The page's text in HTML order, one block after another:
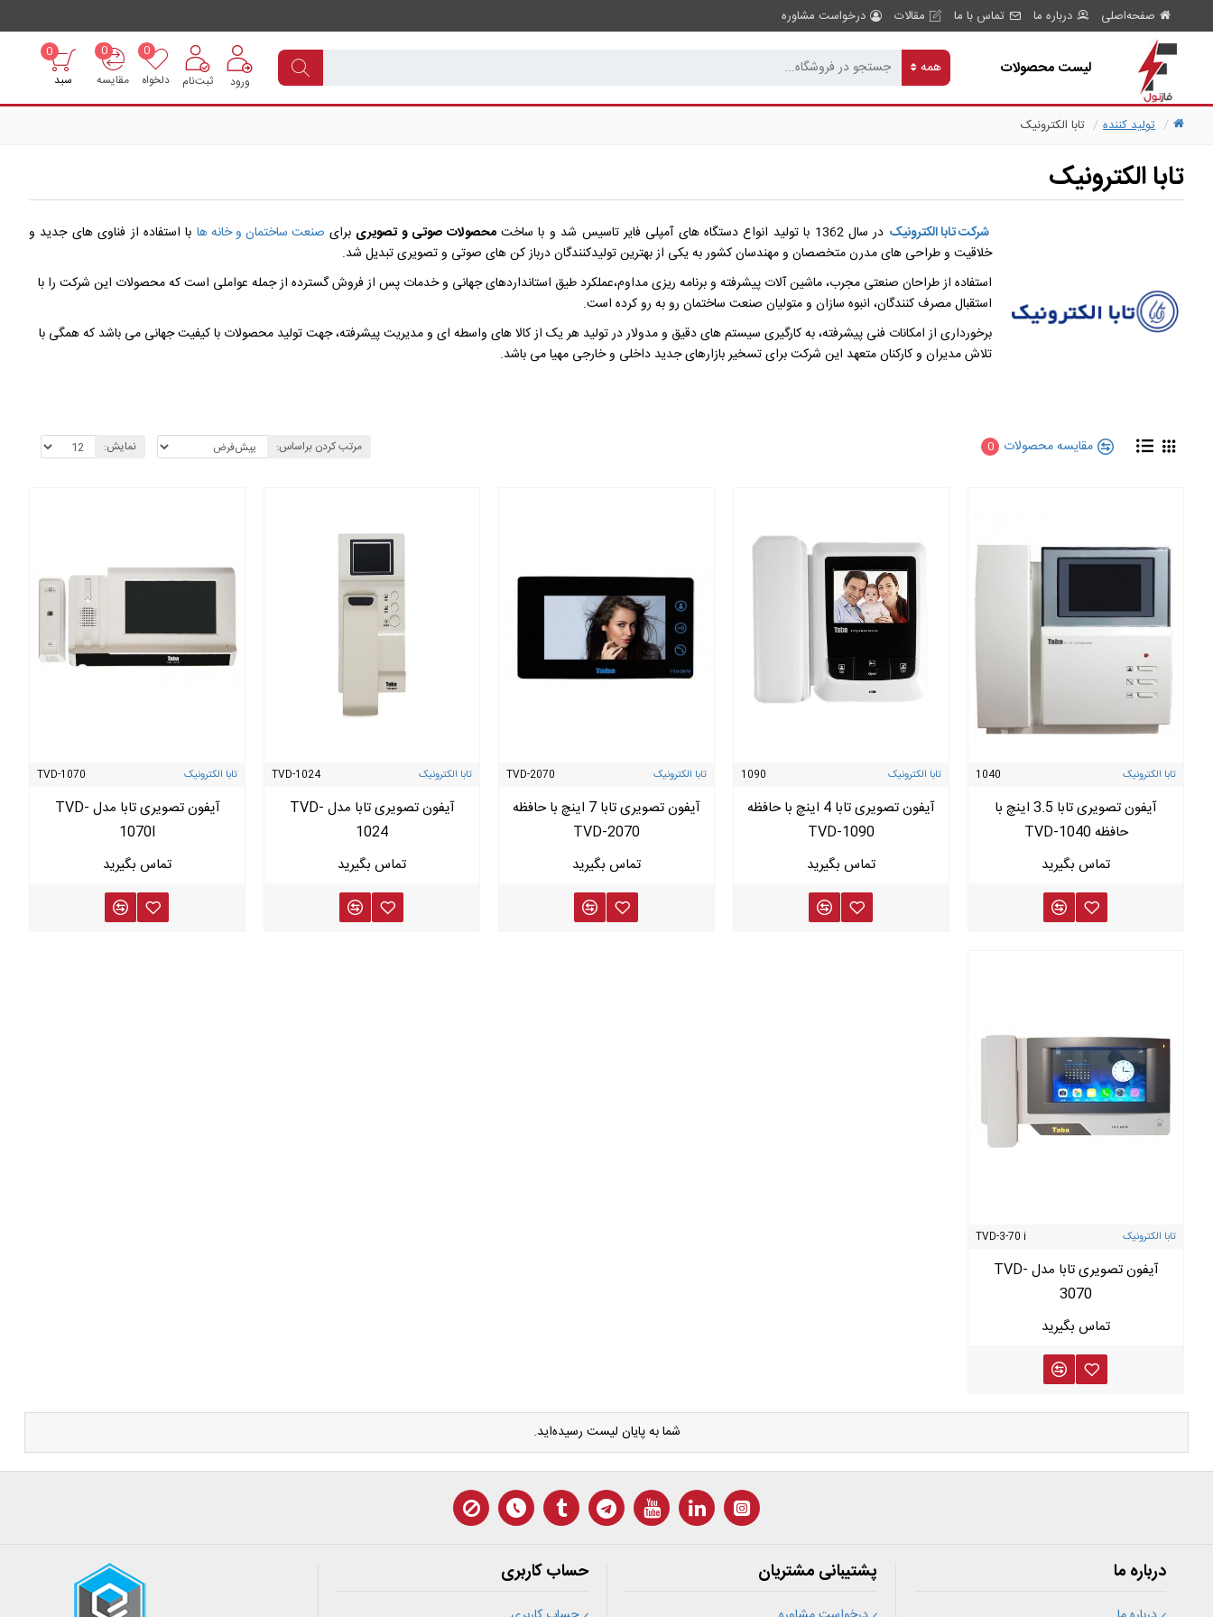
صفحه‌اصلی درباره ما تماس با ما مقالات درخواست مشاوره
لیست محصولات همه
ورود ثبت‌نام دلخواه
0
مقایسه
0
0
سبد
تولید کننده تابا الکترونیک
تابا الکترونیک
شرکت تابا الکترونیک در سال 1362 با تولید انواع دستگاه های آمپلی فایر تاسیس شد و با ساخت محصولات صوتی و تصویری برای صنعت ساختمان و خانه ها با استفاده از فناوی های جدید و
خلاقیت و طراحی های مدرن متخصصان و مهندسان کشور به یکی از بهترین تولیدکنندگان درباز کن های صوتی و تصویری تبدیل شد.
استفاده از طراحان صنعتی مجرب، ماشین آلات پیشرفته و برنامه ریزی مداوم،عملکرد طیق استانداردهای جهانی و خدمات پس از فروش گسترده از جمله عواملی است که محصولات این شرکت را با
استقبال مصرف کنندگان، انبوه سازان و متولیان صنعت ساختمان رو به رو کرده است.
برخورداری از امکانات فنی پیشرفته، به کارگیری سیستم های دقیق و مدولار در تولید هر یک از کالا های واسطه ای و مدیریت پیشرفته، جهت تولید محصولات با کیفیت جهانی می باشد که همگی با
تلاش مدیران و کارکنان متعهد این شرکت برای تسخیر بازارهای جدید داخلی و خارجی مهیا می باشد.
مقایسه محصولات 0 مرتب کردن براساس: نمایش:
تابا الکترونیک 1040
آیفون تصویری تابا 3.5 اینچ با
حافظه TVD-1040
تابا الکترونیک 1090
آیفون تصویری تابا 4 اینچ با حافظه
TVD-1090
تابا الکترونیک TVD-2070
آیفون تصویری تابا 7 اینچ با حافظه
TVD-2070
تابا الکترونیک TVD-1024
آیفون تصویری تابا مدل TVD-
1024
تابا الکترونیک TVD-1070
آیفون تصویری تابا مدل TVD-
1070I
تابا الکترونیک TVD-3-70 i
آیفون تصویری تابا مدل TVD-
3070
شما به پایان لیست رسیده‌اید.
درباره ما پشتیبانی مشتریان حساب کاربری